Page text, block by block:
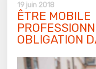
19 juin 2018
ÊTRE MOBILE
OBLIGATION